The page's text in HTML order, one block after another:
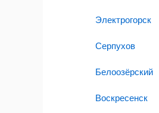
Электрогорск
Серпухов
Белоозёрский
Воскресенск